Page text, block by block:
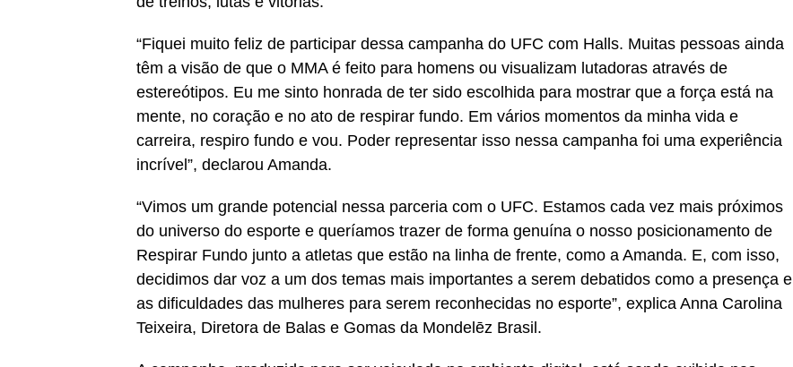
“Fiquei muito feliz de participar dessa campanha do UFC com Halls. Muitas pessoas ainda
têm a visão de que o MMA é feito para homens ou visualizam lutadoras através de
estereótipos. Eu me sinto honrada de ter sido escolhida para mostrar que a força está na
mente, no coração e no ato de respirar fundo. Em vários momentos da minha vida e
carreira, respiro fundo e vou. Poder representar isso nessa campanha foi uma experiência
incrível”, declarou Amanda.
“Vimos um grande potencial nessa parceria com o UFC. Estamos cada vez mais próximos
do universo do esporte e queríamos trazer de forma genuína o nosso posicionamento de
Respirar Fundo junto a atletas que estão na linha de frente, como a Amanda. E, com isso,
decidimos dar voz a um dos temas mais importantes a serem debatidos como a presença e
as dificuldades das mulheres para serem reconhecidas no esporte”, explica Anna Carolina
Teixeira, Diretora de Balas e Gomas da Mondelēz Brasil.